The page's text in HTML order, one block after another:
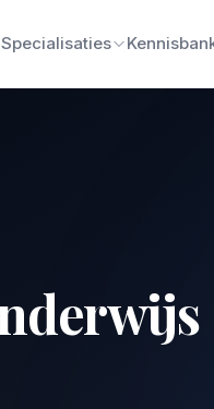
Specialisaties